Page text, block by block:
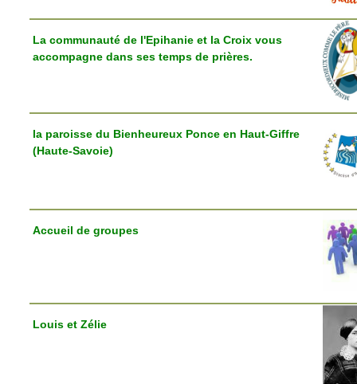
La communauté de l'Epihanie et la Croix vous
accompagne dans ses temps de prières.
la paroisse du Bienheureux Ponce en Haut-Giffre
(Haute-Savoie)
Accueil de groupes
Louis et Zélie